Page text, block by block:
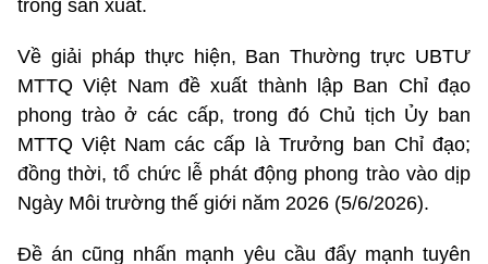
trong sản xuất.
Về giải pháp thực hiện, Ban Thường trực UBTƯ
MTTQ Việt Nam đề xuất thành lập Ban Chỉ đạo
phong trào ở các cấp, trong đó Chủ tịch Ủy ban
MTTQ Việt Nam các cấp là Trưởng ban Chỉ đạo;
đồng thời, tổ chức lễ phát động phong trào vào dịp
Ngày Môi trường thế giới năm 2026 (5/6/2026).
Đề án cũng nhấn mạnh yêu cầu đẩy mạnh tuyên